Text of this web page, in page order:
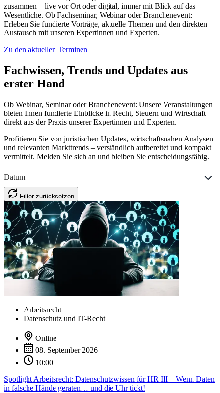
zusammen – live vor Ort oder digital, immer mit Blick auf das
Wesentliche. Ob Fachseminar, Webinar oder Branchenevent:
Erleben Sie fundierte Vorträge, aktuelle Themen und den direkten
Austausch mit unseren Expertinnen und Experten.
Zu den aktuellen Terminen
Fachwissen, Trends und Updates aus
erster Hand
Ob Webinar, Seminar oder Branchenevent: Unsere Veranstaltungen
bieten Ihnen fundierte Einblicke in Recht, Steuern und Wirtschaft –
direkt aus der Praxis unserer Expertinnen und Experten.
Profitieren Sie von juristischen Updates, wirtschaftsnahen Analysen
und relevanten Markttrends – verständlich aufbereitet und kompakt
vermittelt. Melden Sie sich an und bleiben Sie entscheidungsfähig.
Datum
Filter zurücksetzen
Arbeitsrecht
Datenschutz und IT-Recht
Online
08. September 2026
10:00
Spotlight Arbeitsrecht: Datenschutzwissen für HR III – Wenn Daten
in falsche Hände geraten… und die Uhr tickt!